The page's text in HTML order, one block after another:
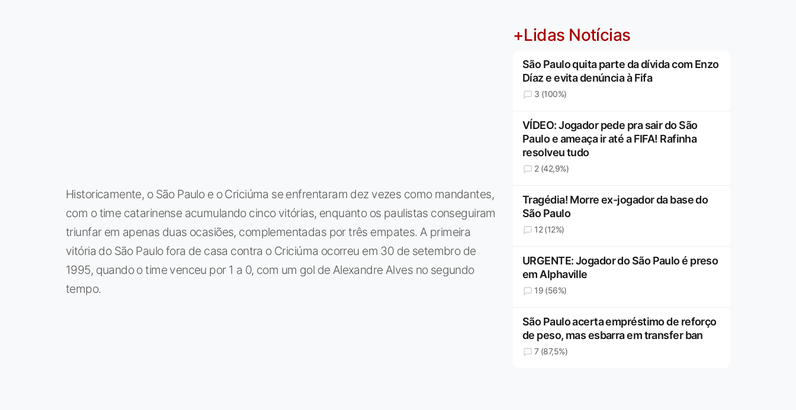
Historicamente, o São Paulo e o Criciúma se enfrentaram dez vezes como mandantes,
com o time catarinense acumulando cinco vitórias, enquanto os paulistas conseguiram
triunfar em apenas duas ocasiões, complementadas por três empates. A primeira
vitória do São Paulo fora de casa contra o Criciúma ocorreu em 30 de setembro de
1995, quando o time venceu por 1 a 0, com um gol de Alexandre Alves no segundo
tempo.
+Lidas Notícias
São Paulo quita parte da dívida com Enzo
Díaz e evita denúncia à Fifa
3 (100%)
VÍDEO: Jogador pede pra sair do São
Paulo e ameaça ir até a FIFA! Rafinha
resolveu tudo
2 (42,9%)
Tragédia! Morre ex-jogador da base do
São Paulo
12 (12%)
URGENTE: Jogador do São Paulo é preso
em Alphaville
19 (56%)
São Paulo acerta empréstimo de reforço
de peso, mas esbarra em transfer ban
7 (87,5%)